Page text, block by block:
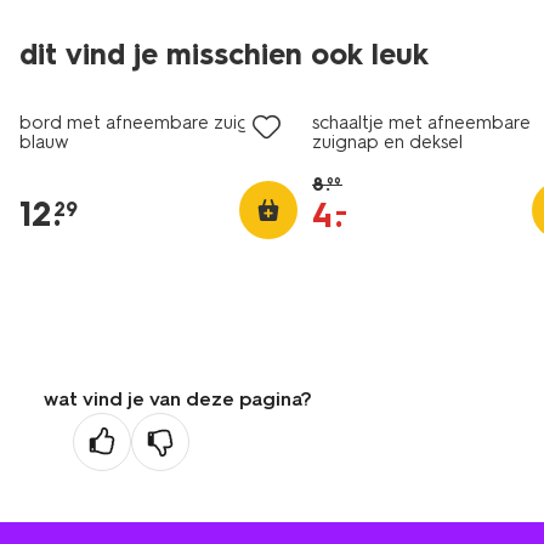
dit vind je misschien ook leuk
bord met afneembare zuignap
blauw
12.
29
sale
schaaltje met afneembare
zuignap en deksel
8.99
4.
–
wat vind je van deze pagina?